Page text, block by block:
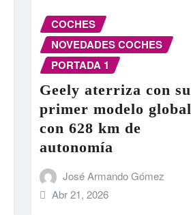
COCHES
NOVEDADES COCHES
PORTADA 1
Geely aterriza con su
primer modelo global
con 628 km de
autonomía
José Armando Gómez
Abr 21, 2026